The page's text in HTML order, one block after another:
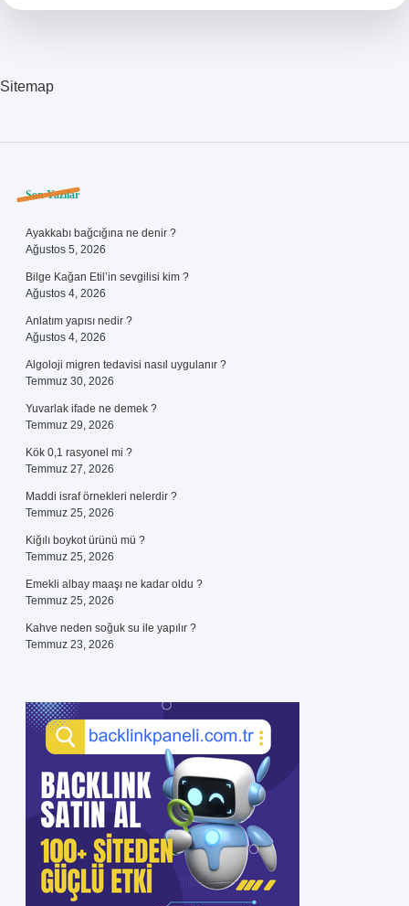
Sitemap
Sidebar
Son Yazılar
Ayakkabı bağcığına ne denir ?
Ağustos 5, 2026
Bilge Kağan Etil’in sevgilisi kim ?
Ağustos 4, 2026
Anlatım yapısı nedir ?
Ağustos 4, 2026
Algoloji migren tedavisi nasıl uygulanır ?
Temmuz 30, 2026
Yuvarlak ifade ne demek ?
Temmuz 29, 2026
Kök 0,1 rasyonel mi ?
Temmuz 27, 2026
Maddi israf örnekleri nelerdir ?
Temmuz 25, 2026
Kiğılı boykot ürünü mü ?
Temmuz 25, 2026
Emekli albay maaşı ne kadar oldu ?
Temmuz 25, 2026
Kahve neden soğuk su ile yapılır ?
Temmuz 23, 2026